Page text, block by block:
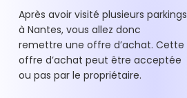
Après avoir visité plusieurs parkings
à Nantes, vous allez donc
remettre une offre d’achat. Cette
offre d’achat peut être acceptée
ou pas par le propriétaire.